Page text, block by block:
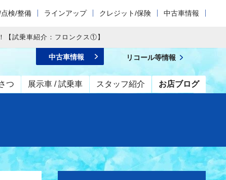
検/整備 ラインアップ クレジット/保険 中古車情報
【試乗車紹介：フロンクス①】
つ 展示車 / 試乗車 スタッフ紹介 お店ブログ
中古車情報 リコール等情報